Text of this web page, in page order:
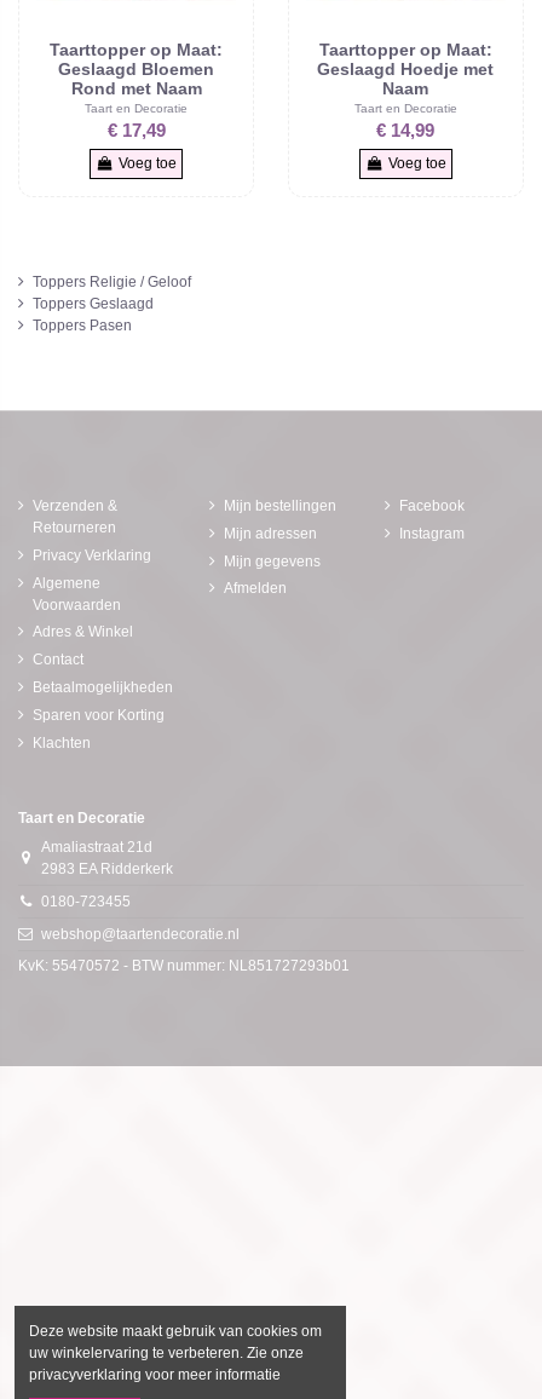
Taarttopper op Maat:
Geslaagd Bloemen
Rond met Naam
Taart en Decoratie
€ 17,49
Voeg toe
Taarttopper op Maat:
Geslaagd Hoedje met
Naam
Taart en Decoratie
€ 14,99
Voeg toe
Toppers Religie / Geloof
Toppers Geslaagd
Toppers Pasen
Verzenden &
Retourneren
Privacy Verklaring
Algemene
Voorwaarden
Adres & Winkel
Contact
Betaalmogelijkheden
Sparen voor Korting
Klachten
Mijn bestellingen
Mijn adressen
Mijn gegevens
Afmelden
Facebook
Instagram
Taart en Decoratie
Amaliastraat 21d
2983 EA Ridderkerk
0180-723455
webshop@taartendecoratie.nl
KvK: 55470572 - BTW nummer: NL851727293b01
Deze website maakt gebruik van cookies om
uw winkelervaring te verbeteren. Zie onze
privacyverklaring voor meer informatie